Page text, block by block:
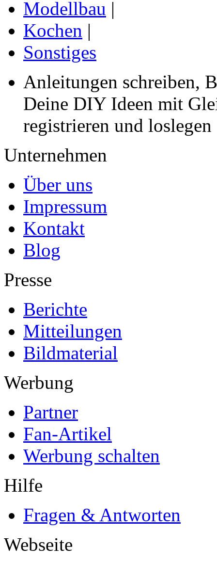
Modellbau |
Kochen |
Sonstiges
Anleitungen schreiben,
Deine DIY Ideen mit
registrieren und loslegen
Unternehmen
Über uns
Impressum
Kontakt
Blog
Presse
Berichte
Mitteilungen
Bildmaterial
Werbung
Partner
Fan-Artikel
Werbung schalten
Hilfe
Fragen & Antworten
Webseite